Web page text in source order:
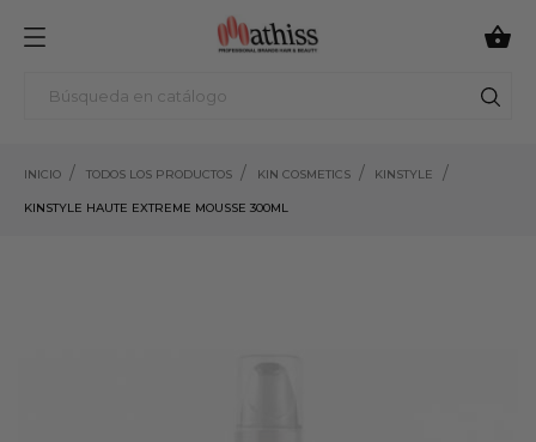

INICIO TODOS LOS PRODUCTOS KIN COSMETICS KINSTYLE
KINSTYLE HAUTE EXTREME MOUSSE 300ML